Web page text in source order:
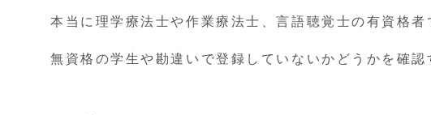
本当に理学療法士や作業療法士、言語聴覚士の有資格者
無資格の学生や勘違いで登録していないかどうかを確認